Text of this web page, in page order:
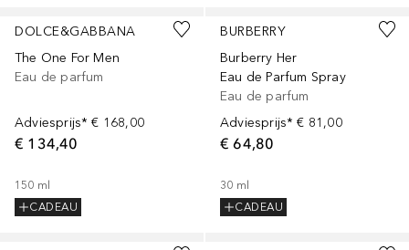
DOLCE&GABBANA
The One For Men
Eau de parfum
Adviesprijs* € 168,00
€ 134,40
150 ml
CADEAU
BURBERRY
Burberry Her
Eau de Parfum Spray
Eau de parfum
Adviesprijs* € 81,00
€ 64,80
30 ml
CADEAU